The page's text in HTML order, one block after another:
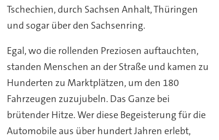
Tschechien, durch Sachsen Anhalt, Thüringen
und sogar über den Sachsenring.
Egal, wo die rollenden Preziosen auftauchten,
standen Menschen an der Straße und kamen zu
Hunderten zu Marktplätzen, um den 180
Fahrzeugen zuzujubeln. Das Ganze bei
brütender Hitze. Wer diese Begeisterung für die
Automobile aus über hundert Jahren erlebt,